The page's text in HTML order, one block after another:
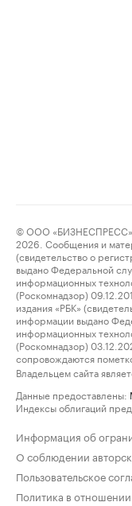
© ООО
2026. Сообщения и
(свидетельство о
выдано Федеральной
информационных
(Роскомнадзор)
издания «РБК»
информации выдано
информационных
(Роскомнадзор)
сопровождаются
Владельцем сайта
Данные предоставлены:
Индексы облигаций
Информация об
О соблюдении
Пользовательское
Политика в